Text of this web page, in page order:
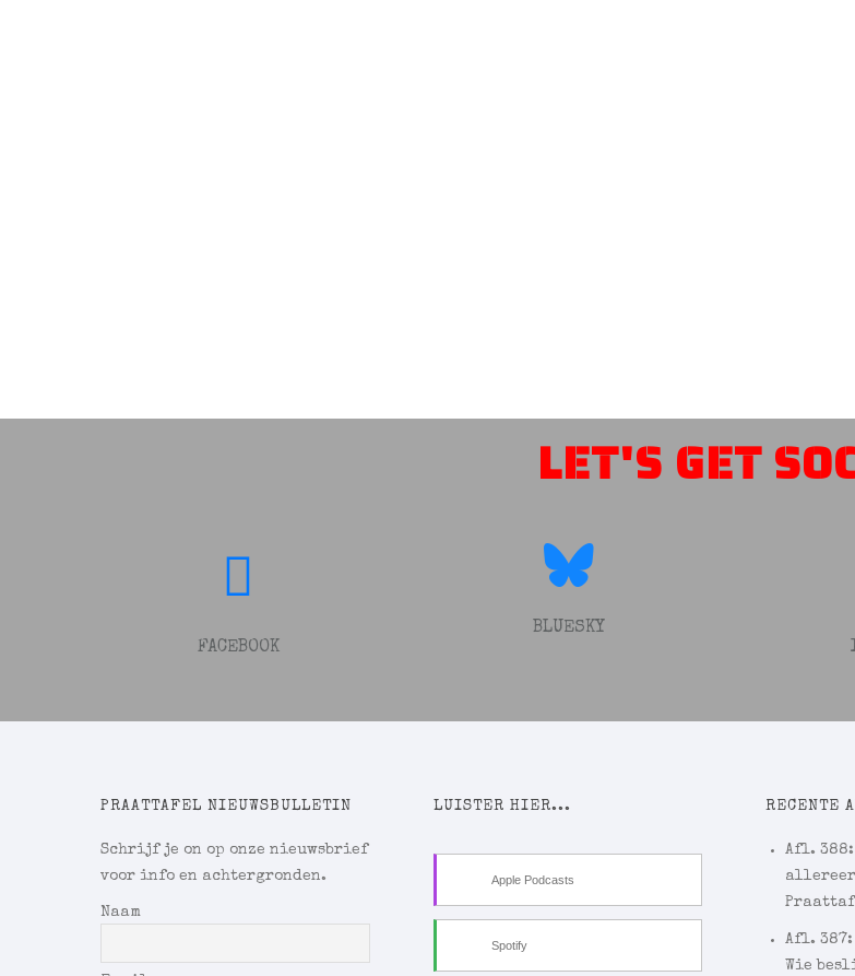
LET'S GET
FACEBOOK
BLUESKY
PRAATTAFEL NIEUWSBULLETIN
Schrijf je on op onze nieuwsbrief
voor info en achtergronden.
Naam
LUISTER HIER...
Apple Podcasts
Spotify
RECENTE
Afl. 388:
Afl. 387:
Wie